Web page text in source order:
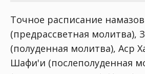
Точное расписание
(предрассветная молитва),
(полуденная молитва), Аср
Шафи'и (послеполуденная